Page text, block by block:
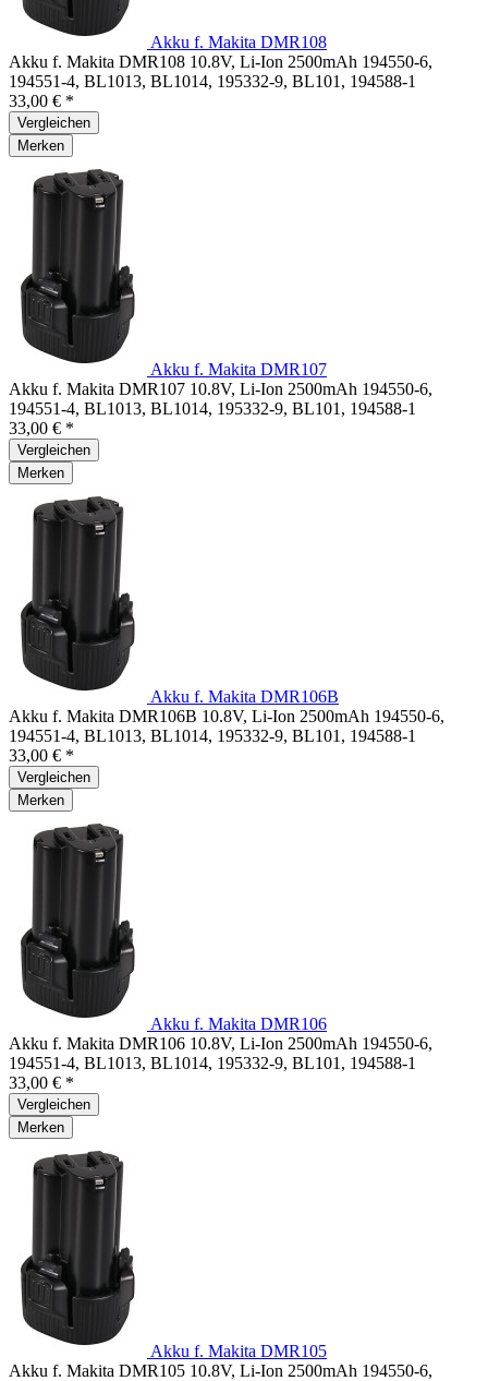
Akku f. Makita DMR108
Akku f. Makita DMR108 10.8V, Li-Ion 2500mAh 194550-6,
194551-4, BL1013, BL1014, 195332-9, BL101, 194588-1
33,00 € *
Vergleichen
Merken
Akku f. Makita DMR107
Akku f. Makita DMR107 10.8V, Li-Ion 2500mAh 194550-6,
194551-4, BL1013, BL1014, 195332-9, BL101, 194588-1
33,00 € *
Vergleichen
Merken
Akku f. Makita DMR106B
Akku f. Makita DMR106B 10.8V, Li-Ion 2500mAh 194550-6,
194551-4, BL1013, BL1014, 195332-9, BL101, 194588-1
33,00 € *
Vergleichen
Merken
Akku f. Makita DMR106
Akku f. Makita DMR106 10.8V, Li-Ion 2500mAh 194550-6,
194551-4, BL1013, BL1014, 195332-9, BL101, 194588-1
33,00 € *
Vergleichen
Merken
Akku f. Makita DMR105
Akku f. Makita DMR105 10.8V, Li-Ion 2500mAh 194550-6,